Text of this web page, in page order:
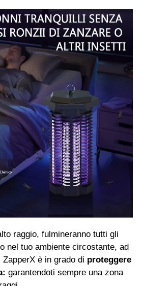
raggio, fulmineranno tutti gli
nel tuo ambiente circostante, ad
è in grado di proteggere
garantendoti sempre una zona